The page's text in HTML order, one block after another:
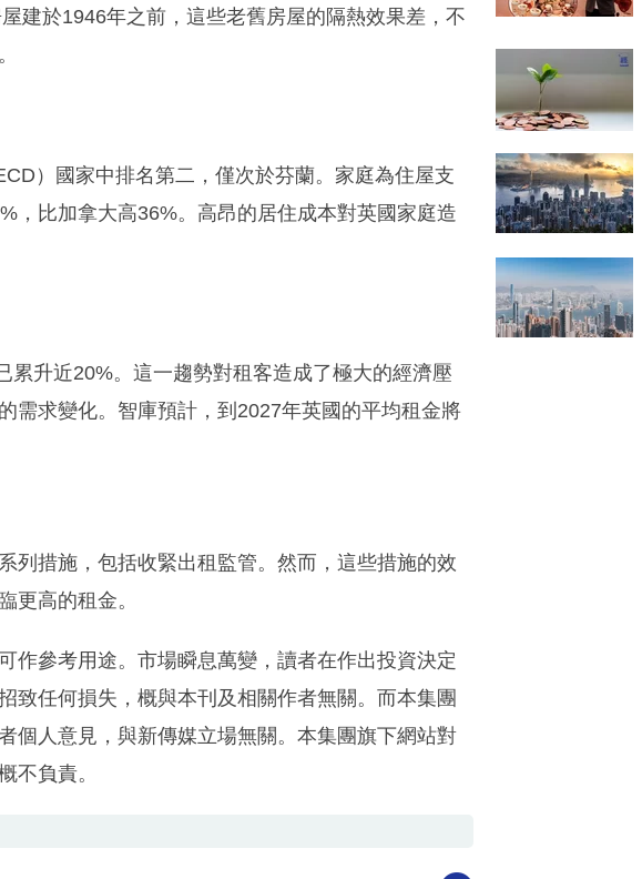
建於1946年之前，這些老舊房屋的隔熱效果差，不
）國家中排名第二，僅次於芬蘭。家庭為住屋支
，比加拿大高36%。高昂的居住成本對英國家庭造
升近20%。這一趨勢對租客造成了極大的經濟壓
需求變化。智庫預計，到2027年英國的平均租金將
列措施，包括收緊出租監管。然而，這些措施的效
更高的租金。
作參考用途。市場瞬息萬變，讀者在作出投資決定
致任何損失，概與本刊及相關作者無關。而本集團
個人意見，與新傳媒立場無關。本集團旗下網站對
不負責。